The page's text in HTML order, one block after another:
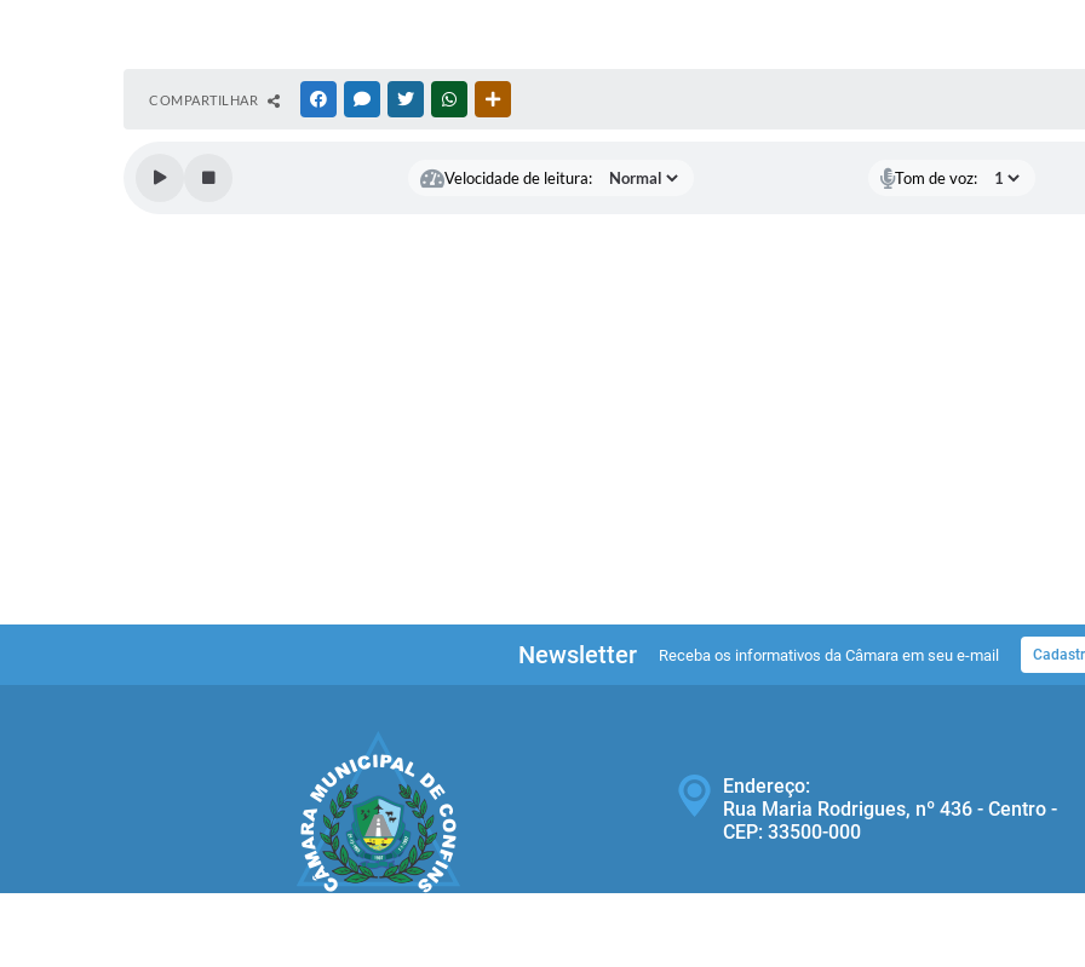
COMPARTILHAR FACEBOOKMESSENGER
TWITTERWHATSAPP
Velocidade de leitura: Tom de voz:
Newsletter Receba os informativos da Câmara em seu e-mail
Endereço:
Rua Maria Rodrigues, nº 436 - Centro -
CEP: 33500‐000